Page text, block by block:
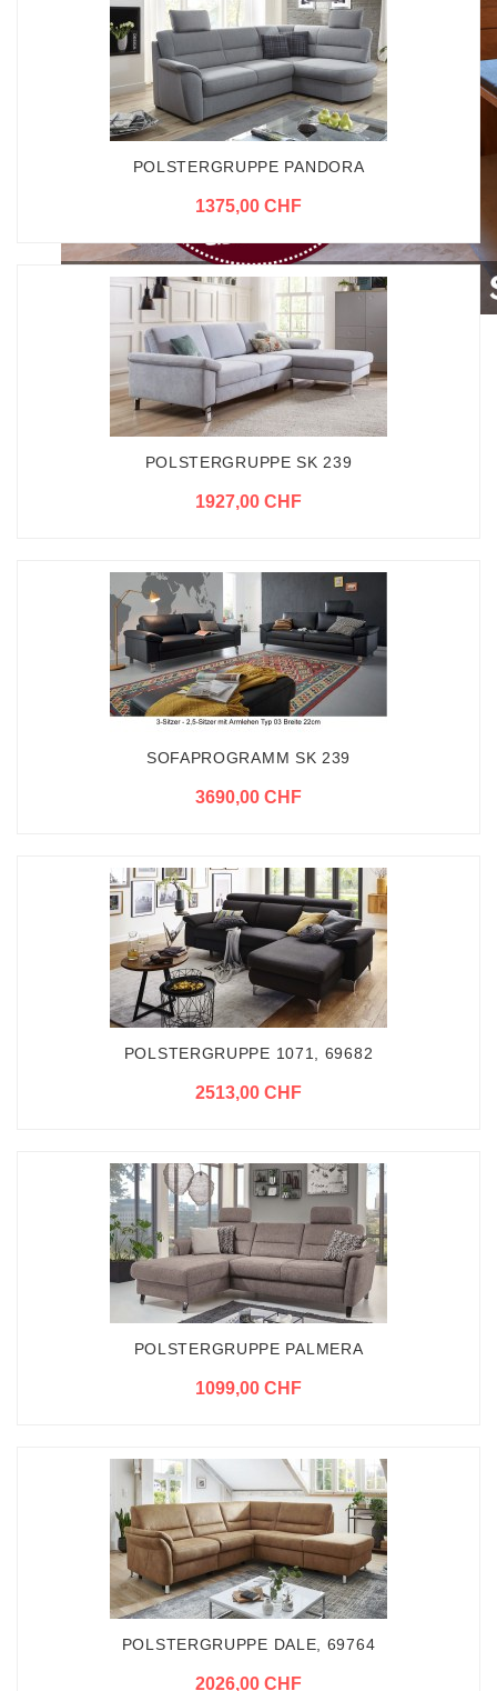
POLSTERGRUPPE PANDORA
1375,00 CHF
POLSTERGRUPPE SK 239
1927,00 CHF
SOFAPROGRAMM SK 239
3690,00 CHF
POLSTERGRUPPE 1071, 69682
2513,00 CHF
POLSTERGRUPPE PALMERA
1099,00 CHF
POLSTERGRUPPE DALE, 69764
2026,00 CHF